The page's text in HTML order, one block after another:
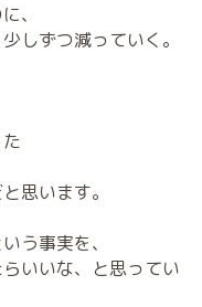
、
しずつ減っていく。
思います。
う事実を、
いいな、と思ってい